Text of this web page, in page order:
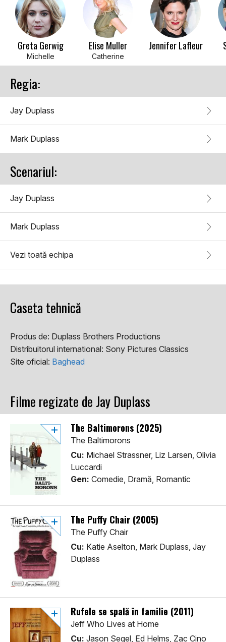
Greta Gerwig
Michelle
Elise Muller
Catherine
Jennifer Lafleur
Regia:
Jay Duplass
Mark Duplass
Scenariul:
Jay Duplass
Mark Duplass
Vezi toată echipa
Caseta tehnică
Produs de: Duplass Brothers Productions
Distribuitorul international: Sony Pictures Classics
Site oficial: Baghead
Filme regizate de Jay Duplass
The Baltimorons (2025)
The Baltimorons
Cu: Michael Strassner, Liz Larsen, Olivia
Luccardi
Gen: Comedie, Dramă, Romantic
The Puffy Chair (2005)
The Puffy Chair
Cu: Katie Aselton, Mark Duplass, Jay
Duplass
Rufele se spală în familie (2011)
Jeff Who Lives at Home
Cu: Jason Segel, Ed Helms, Zac Cino